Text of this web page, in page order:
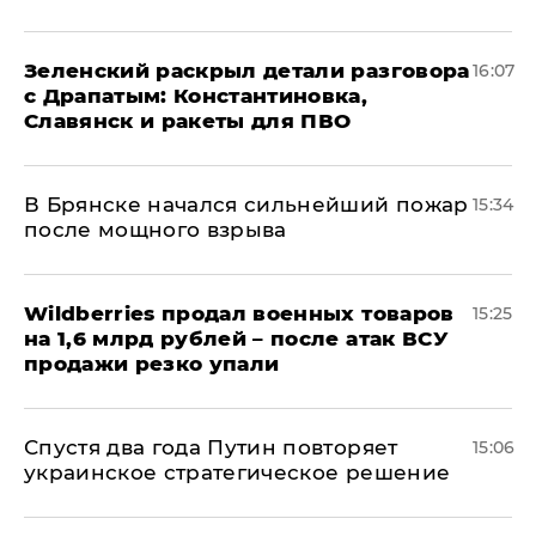
​Зеленский раскрыл детали разговора
с Драпатым: Константиновка,
Славянск и ракеты для ПВО
16:07
В Брянске начался сильнейший пожар
после мощного взрыва
15:34
​Wildberries продал военных товаров
на 1,6 млрд рублей – после атак ВСУ
продажи резко упали
15:25
Спустя два года Путин повторяет
украинское стратегическое решение
15:06